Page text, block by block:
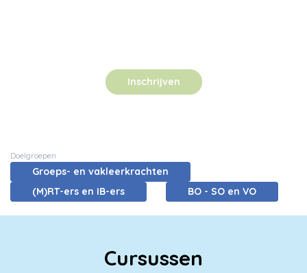
Inschrijven
Doelgroepen
Groeps- en vakleerkrachten
(M)RT-ers en IB-ers
BO - SO en VO
Cursussen